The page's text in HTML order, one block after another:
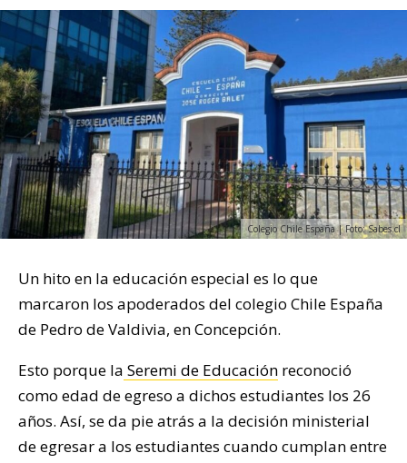
Colegio Chile España | Foto: Sabes.cl
Un hito en la educación especial es lo que
marcaron los apoderados del colegio Chile España
de Pedro de Valdivia, en Concepción.
Esto porque la Seremi de Educación reconoció
como edad de egreso a dichos estudiantes los 26
años. Así, se da pie atrás a la decisión ministerial
de egresar a los estudiantes cuando cumplan entre